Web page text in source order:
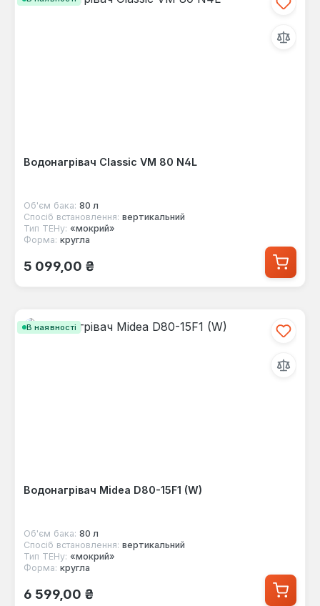
Водонагрівач Classic VM 80 N4L
Об'єм бака: 80 л
Спосіб встановлення: вертикальний
Тип ТЕНу: «мокрий»
Форма: кругла
Звичайна ціна:
5 099,00 ₴
В наявності
Водонагрівач Midea D80-15F1 (W)
Об'єм бака: 80 л
Спосіб встановлення: вертикальний
Тип ТЕНу: «мокрий»
Форма: кругла
Звичайна ціна:
6 599,00 ₴